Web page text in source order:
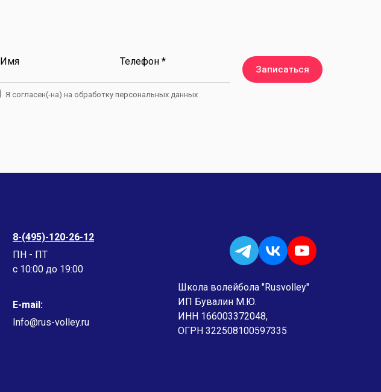
Имя Телефон *
Записаться
Я согласен(-на) на обработку персональных данных
8-(495)-120-26-12
ПН - ПТ
c 10:00 до 19:00
E-mail:
Info@rus-volley.ru
Школа волейбола "Rusvolley"
ИП Бувалин М.Ю.
ИНН 166003372048,
ОГРН 322508100597335